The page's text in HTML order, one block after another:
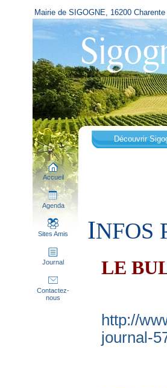
Mairie de SIGOGNE, 16200 Charente
Accueil
Agenda
Sites Amis
Journal
Contactez-
nous
Découvrir
INFOS
LE
http://
journal-